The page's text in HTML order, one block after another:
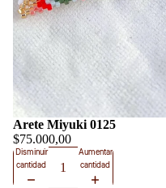
Arete Miyuki 0125
$75.000,00
Disminuir
cantidad
Aumentar
cantidad